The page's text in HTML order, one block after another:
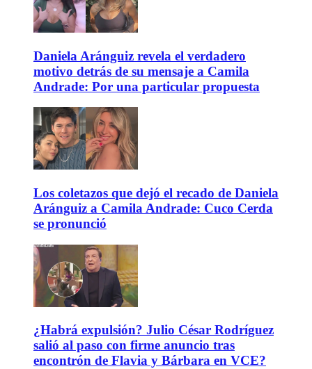
Daniela Aránguiz revela el verdadero
motivo detrás de su mensaje a Camila
Andrade: Por una particular propuesta
Los coletazos que dejó el recado de Daniela
Aránguiz a Camila Andrade: Cuco Cerda
se pronunció
¿Habrá expulsión? Julio César Rodríguez
salió al paso con firme anuncio tras
encontrón de Flavia y Bárbara en VCE?